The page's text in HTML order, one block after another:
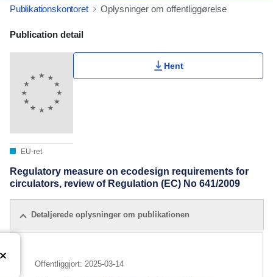
Publikationskontoret Oplysninger om offentliggørelse
Publication Detail Actions Portlet
Publication detail
EU-ret
Hent
Regulatory measure on ecodesign requirements for
circulators, review of Regulation (EC) No 641/2009
Detaljerede oplysninger om publikationen
Offentliggjort: 2025-03-14